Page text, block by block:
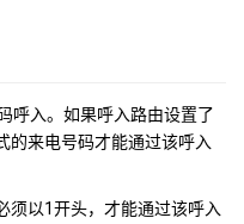
呼入。如果呼入路由设置了
的来电号码才能通过该呼入
须以1开头，才能通过该呼入